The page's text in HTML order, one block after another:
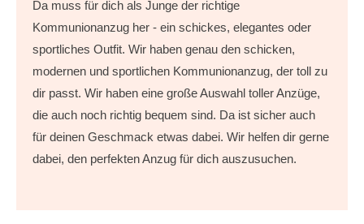
Da muss für dich als Junge der richtige
Kommunionanzug her - ein schickes, elegantes oder
sportliches Outfit. Wir haben genau den schicken,
modernen und sportlichen Kommunionanzug, der toll zu
dir passt. Wir haben eine große Auswahl toller Anzüge,
die auch noch richtig bequem sind. Da ist sicher auch
für deinen Geschmack etwas dabei. Wir helfen dir gerne
dabei, den perfekten Anzug für dich auszusuchen.